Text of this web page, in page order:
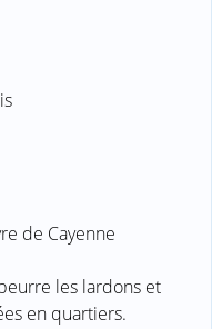
de Cayenne
les lardons et
en quartiers.